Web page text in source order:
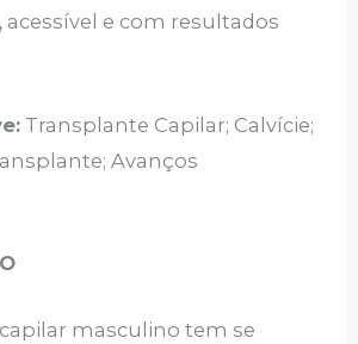
acessível e com resultados
Transplante Capilar; Calvície;
Avanços
masculino tem se